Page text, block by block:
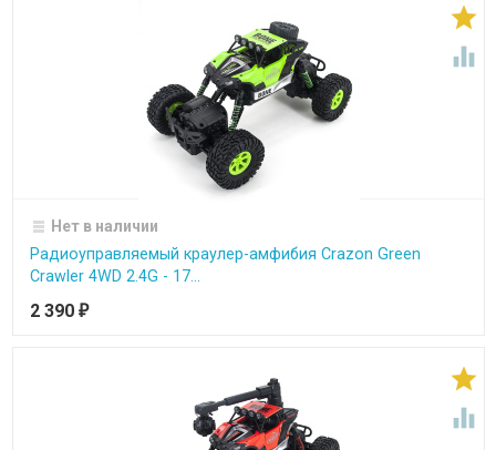


Нет в наличии
Радиоуправляемый краулер-амфибия Crazon Green
Crawler 4WD 2.4G - 17...
2 390 ₽

